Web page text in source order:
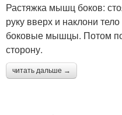
Растяжка мышц боков:
руку вверх и наклони
боковые мышцы. Потом
сторону.
читать дальше →